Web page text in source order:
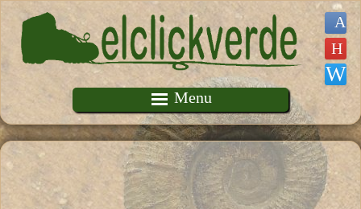
Pasar al contenido principal
Menu